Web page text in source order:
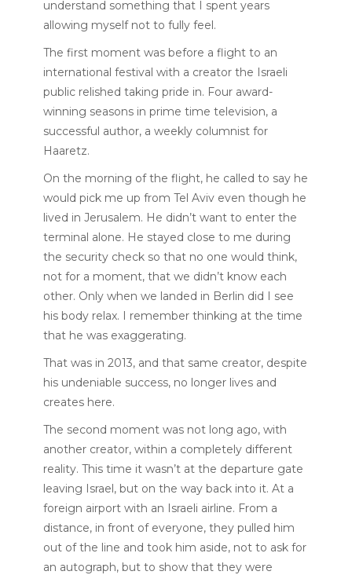
understand something that I spent years
allowing myself not to fully feel.
The first moment was before a flight to an
international festival with a creator the Israeli
public relished taking pride in. Four award-
winning seasons in prime time television, a
successful author, a weekly columnist for
Haaretz.
On the morning of the flight, he called to say he
would pick me up from Tel Aviv even though he
lived in Jerusalem. He didn’t want to enter the
terminal alone. He stayed close to me during
the security check so that no one would think,
not for a moment, that we didn’t know each
other. Only when we landed in Berlin did I see
his body relax. I remember thinking at the time
that he was exaggerating.
That was in 2013, and that same creator, despite
his undeniable success, no longer lives and
creates here.
The second moment was not long ago, with
another creator, within a completely different
reality. This time it wasn’t at the departure gate
leaving Israel, but on the way back into it. At a
foreign airport with an Israeli airline. From a
distance, in front of everyone, they pulled him
out of the line and took him aside, not to ask for
an autograph, but to show that they were